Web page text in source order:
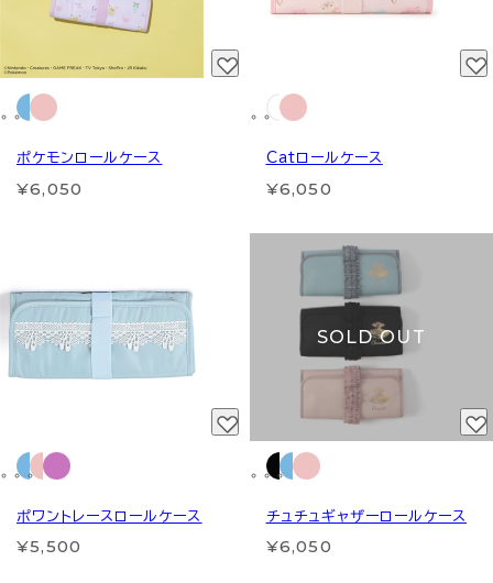
ポケモンロールケース
¥6,050
Catロールケース
¥6,050
ポワントレースロールケース
¥5,500
SOLD OUT
チュチュギャザーロールケース
¥6,050